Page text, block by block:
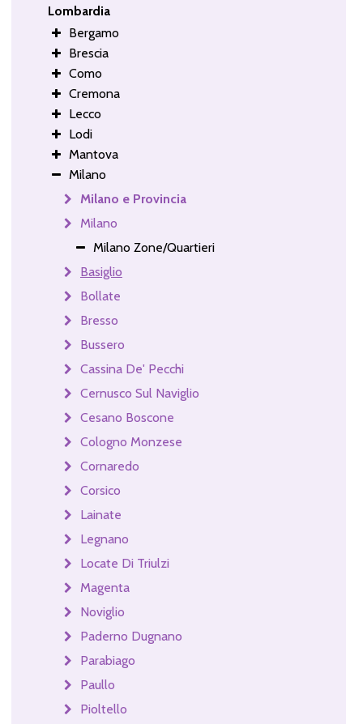
Lombardia
Bergamo
Brescia
Como
Cremona
Lecco
Lodi
Mantova
Milano
Milano e Provincia
Milano
Milano Zone/Quartieri
Basiglio
Bollate
Bresso
Bussero
Cassina De' Pecchi
Cernusco Sul Naviglio
Cesano Boscone
Cologno Monzese
Cornaredo
Corsico
Lainate
Legnano
Locate Di Triulzi
Magenta
Noviglio
Paderno Dugnano
Parabiago
Paullo
Pioltello